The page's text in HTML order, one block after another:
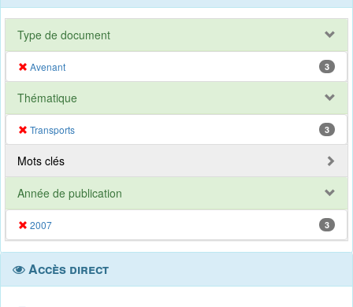
Type de document
Avenant 3
Thématique
Transports 3
Mots clés
Année de publication
2007 3
Accès direct